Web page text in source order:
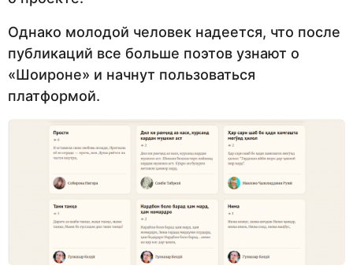
Однако молодой человек надеется, что после
публикаций все больше поэтов узнают о
«Шоироне» и начнут пользоваться
платформой.